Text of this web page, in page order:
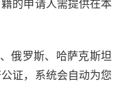
的申请人需提供在本
俄罗斯、哈萨克斯坦
证，系统会自动为您